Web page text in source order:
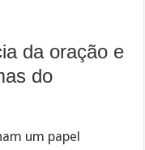
da oração e
do
um papel